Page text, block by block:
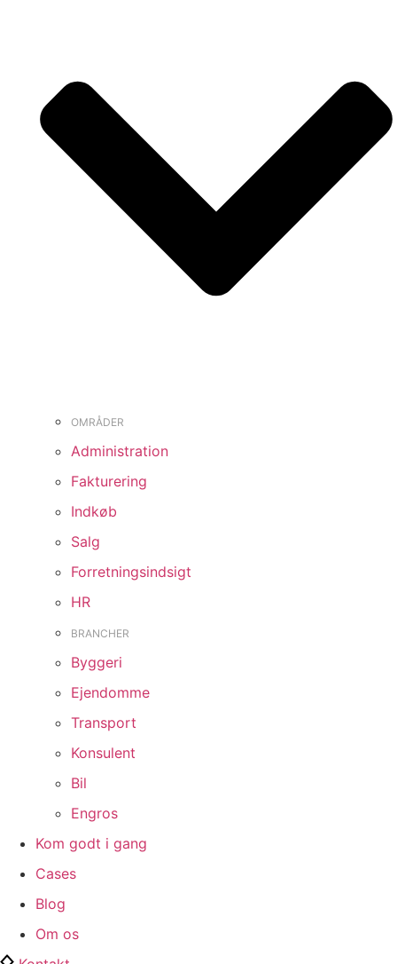
OMRÅDER
Administration
Fakturering
Indkøb
Salg
Forretningsindsigt
HR
BRANCHER
Byggeri
Ejendomme
Transport
Konsulent
Bil
Engros
Kom godt i gang
Cases
Blog
Om os